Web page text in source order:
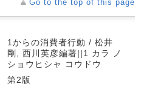
Go to the top of this page
1からの消費者行動 / 松井
剛, 西川英彦編著||1 カラ ノ
ショウヒシャ コウドウ
第2版